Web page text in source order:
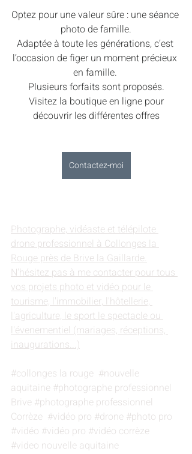
Optez pour une valeur sûre : une séance
photo de famille.
Adaptée à toute les générations, c’est
l’occasion de figer un moment précieux
en famille.
Plusieurs forfaits sont proposés.
découvrir les différentes offres
Contactez-moi
Photographe, vidéaste et télépilote
drone professionnel à Collonges la
Rouge près de Brive la Gaillarde.
N'hésitez pas à me contacter pour tous
vos projets photo et vidéo pour le
tourisme, l'immobilier, l'hôtellerie,
l'agriculture, le sport le spectacle ou
l'évenementiel (mariages, réceptions,
inaugurations...)
#collonges la rouge #nouvelle
aquitaine #photographe professionnel
Brive #photographe professionnel
Corrèze #vidéo pro #drone #photo pro
#vidéo #vidéo pro #vidéo corrèze
#video nouvelle aquitaine